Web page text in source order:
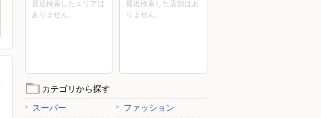
最近検索したエリアは
ありません。
最近検索した店舗はあ
りません。
カテゴリから探す
スーパー
ファッション